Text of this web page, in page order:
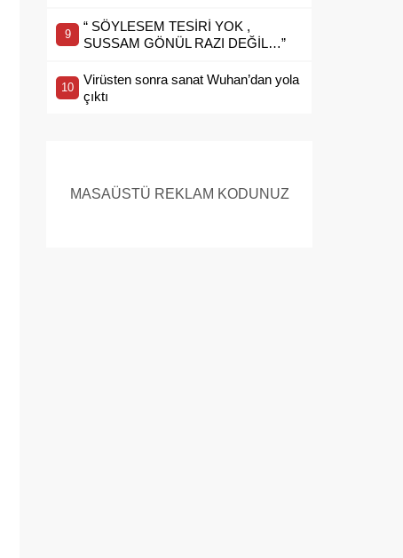
“ SÖYLESEM TESİRİ YOK ,
SUSSAM GÖNÜL RAZI DEĞİL…”
Virüsten sonra sanat Wuhan’dan yola
çıktı
MASAÜSTÜ REKLAM KODUNUZ